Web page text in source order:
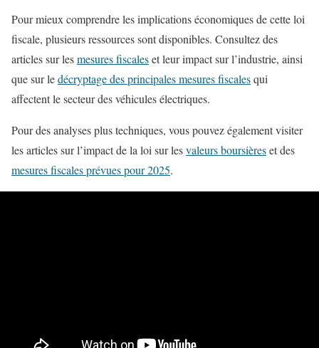
Pour mieux comprendre les implications économiques de cette loi
fiscale, plusieurs ressources sont disponibles. Consultez des
articles sur lesmesures fiscaleset leur impact sur l’industrie, ainsi
que sur ledécryptage des principales mesures fiscalesqui
affectent le secteur des véhicules électriques.
Pour des analyses plus techniques, vous pouvez également visiter
les articles sur l’impact de la loi sur lesvaleurs boursièreset des
mesures fiscales prévues pour 2025.